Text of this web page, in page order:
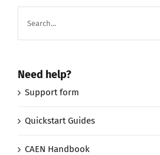
for:
Need help?
Support form
Quickstart Guides
CAEN Handbook